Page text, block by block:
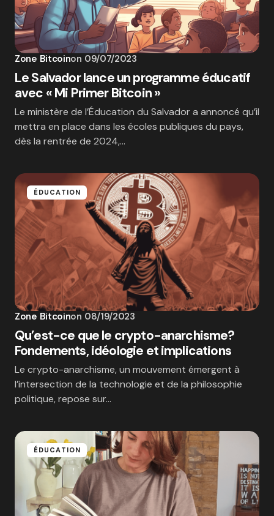
Zone Bitcoinon 09/07/2023
Le Salvador lance un programme éducatif
avec « Mi Primer Bitcoin »
Le ministère de l’Éducation du Salvador a annoncé qu’il
mettra en place dans les écoles publiques du pays,
dès la rentrée de 2024,…
ÉDUCATION
Zone Bitcoinon 08/19/2023
Qu’est-ce que le crypto-anarchisme?
Fondements, idéologie et implications
Le crypto-anarchisme, un mouvement émergent à
l’intersection de la technologie et de la philosophie
politique, repose sur…
ÉDUCATION